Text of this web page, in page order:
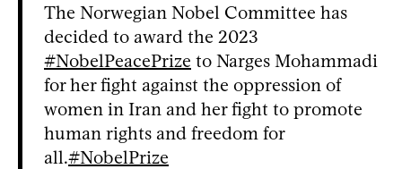
The Norwegian Nobel Committee has
decided to award the 2023
#NobelPeacePrize to Narges Mohammadi
for her fight against the oppression of
women in Iran and her fight to promote
human rights and freedom for
all.#NobelPrize